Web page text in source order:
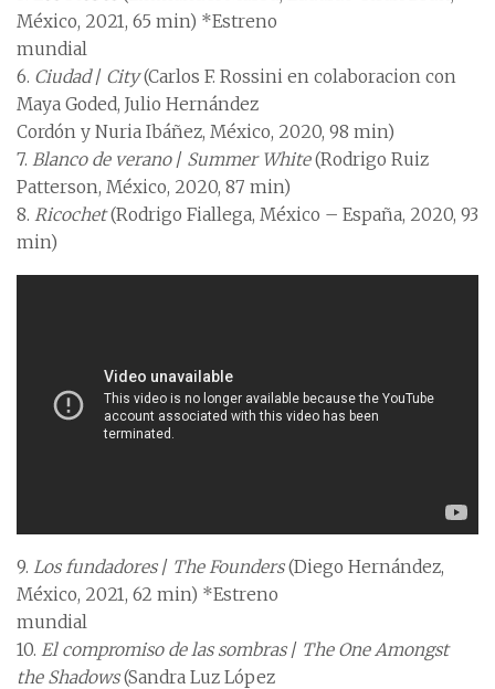
México, 2021, 65 min) *Estreno
mundial
6. Ciudad/ City(Carlos F. Rossini en colaboracion con
Maya Goded, Julio Hernández
Cordón y Nuria Ibáñez, México, 2020, 98 min)
7. Blanco de verano/ Summer White(Rodrigo Ruiz
Patterson, México, 2020, 87 min)
8. Ricochet(Rodrigo Fiallega, México – España, 2020, 93
min)
9. Los fundadores/ The Founders(Diego Hernández,
México, 2021, 62 min) *Estreno
mundial
10. El compromiso de las sombras/ The One Amongst
the Shadows(Sandra Luz López